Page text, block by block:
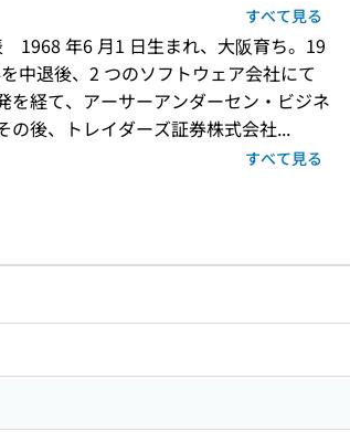
すべて見る
1968 年6 月1 日生まれ、大阪育ち。19
中退後、2 つのソフトウェア会社にて
を経て、アーサーアンダーセン・ビジネ
の後、トレイダーズ証券株式会社...
すべて見る
ページへのリンク
内を検索